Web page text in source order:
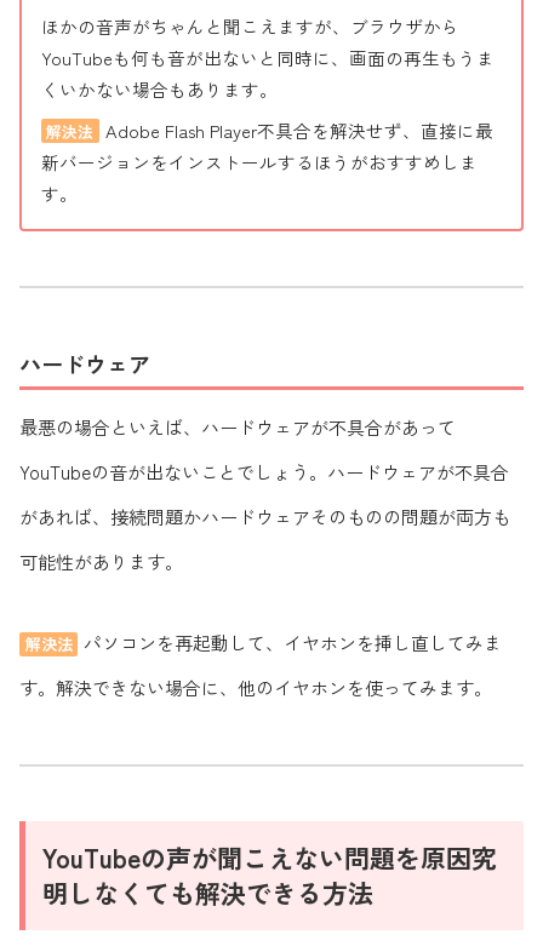
ほかの音声がちゃんと聞こえますが、ブラウザから
YouTubeも何も音が出ないと同時に、画面の再生もうま
くいかない場合もあります。
解決法 Adobe Flash Player不具合を解決せず、直接に最
新バージョンをインストールするほうがおすすめしま
す。
ハードウェア
最悪の場合といえば、ハードウェアが不具合があって
YouTubeの音が出ないことでしょう。ハードウェアが不具合
があれば、接続問題かハードウェアそのものの問題が両方も
可能性があります。
解決法 パソコンを再起動して、イヤホンを挿し直してみま
す。解決できない場合に、他のイヤホンを使ってみます。
YouTubeの声が聞こえない問題を原因究
明しなくても解決できる方法